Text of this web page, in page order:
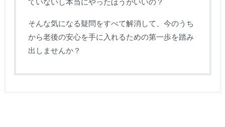
ていないし本当にやったほうがいいの？
そんな気になる疑問をすべて解消して、今のうち
から老後の安心を手に入れるための第一歩を踏み
出しませんか？